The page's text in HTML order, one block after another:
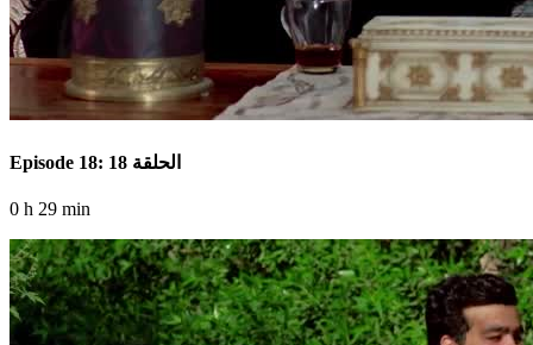
Episode 18: الحلقة 18
0 h 29 min